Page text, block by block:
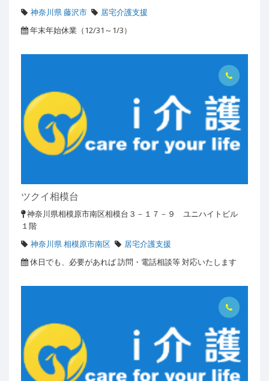
神奈川県 藤沢市
居宅介護支援
年末年始休業（12/31～1/3）
ツクイ相模台
神奈川県相模原市南区相模台３－１７－９ ユニハイトビル
１階
神奈川県 相模原市南区
居宅介護支援
休日でも、必要があれば 訪問・電話相談等 対応いたします